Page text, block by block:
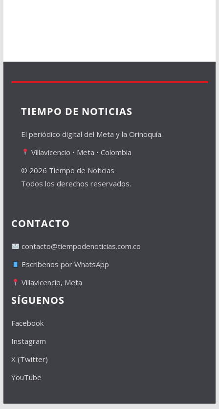
TIEMPO DE NOTICIAS
El periódico digital del Meta y la Orinoquía.
Villavicencio • Meta • Colombia
© 2026 Tiempo de Noticias
Todos los derechos reservados.
CONTACTO
contacto@tiempodenoticias.com.co
Escríbenos por WhatsApp
Villavicencio, Meta
SÍGUENOS
Facebook
Instagram
X (Twitter)
YouTube